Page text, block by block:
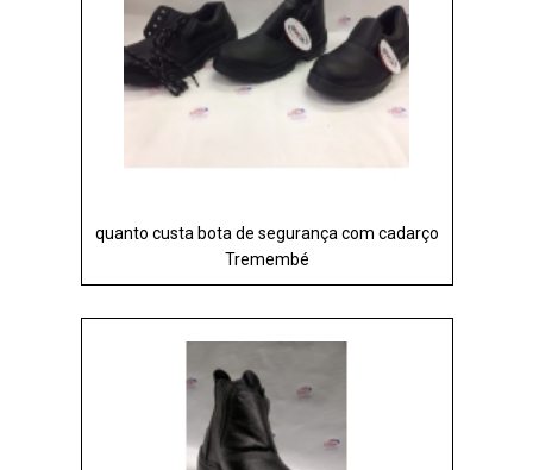
quanto custa bota de segurança com cadarço
Tremembé